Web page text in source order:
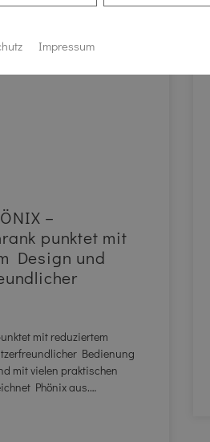
–
punktet mit
Design und
mit reduziertem
Bedienung
mit vielen praktischen
Phönix aus.…
Impressum